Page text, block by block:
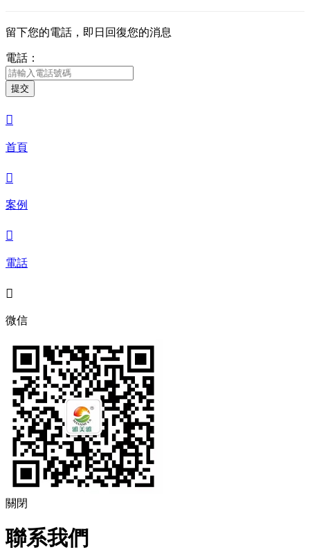
留下您的電話，即日回復您的消息
電話：
提交

首頁

案例

電話

微信
關閉
聯系我們